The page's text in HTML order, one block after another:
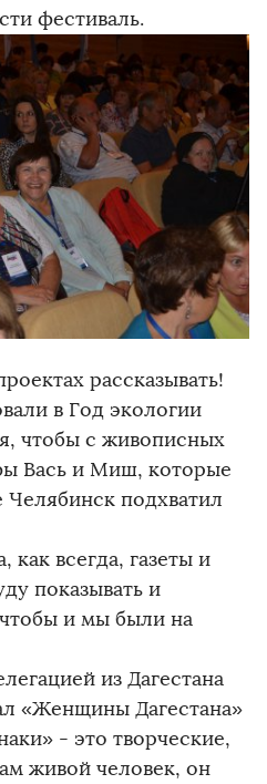
фестиваль.
рассказывать!
в Год экологии
чтобы с живописных
Вась и Миш, которые
подхватил
как всегда, газеты и
показывать и
и мы были на
из Дагестана
«Женщины Дагестана»
- это творческие,
живой человек, он